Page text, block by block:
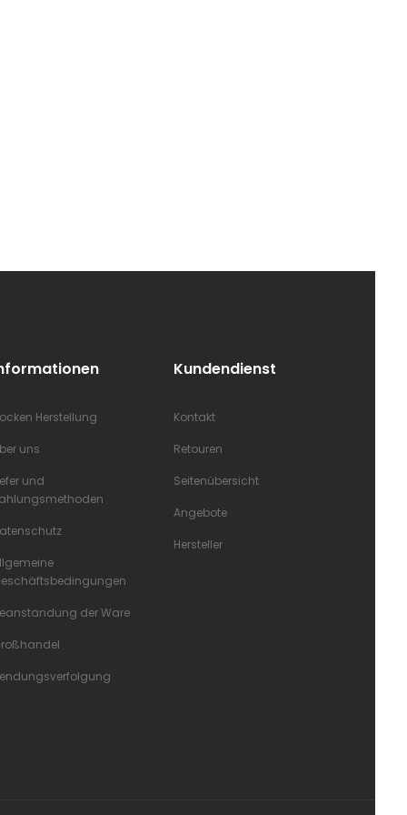
Herstellung
uns
und
der Ware
Kundendienst
Kontakt
Retouren
Seitenübersicht
Angebote
Hersteller